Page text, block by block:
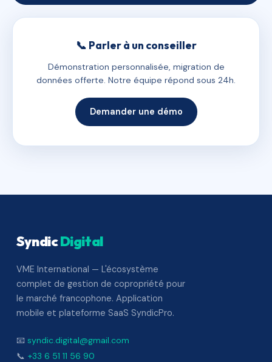
📞 Parler à un conseiller
Démonstration personnalisée, migration de
données offerte. Notre équipe répond sous 24h.
Demander une démo
SyndicDigital
VME International — L'écosystème
complet de gestion de copropriété pour
le marché francophone. Application
mobile et plateforme SaaS SyndicPro.
📧 syndic.digital@gmail.com
📞 +33 6 51 11 56 90